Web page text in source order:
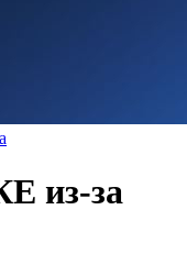
из-за